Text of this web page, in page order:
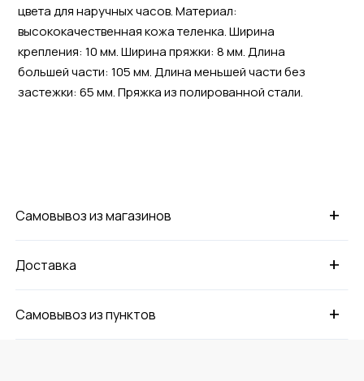
цвета для наручных часов. Материал:
высококачественная кожа теленка. Ширина
крепления: 10 мм. Ширина пряжки: 8 мм. Длина
большей части: 105 мм. Длина меньшей части без
застежки: 65 мм. Пряжка из полированной стали.
+
Самовывоз из магазинов
+
Доставка
+
Самовывоз из пунктов